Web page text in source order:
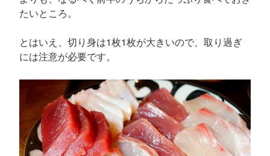
たいところ。
とはいえ、切り身は1枚1枚が大きいので、取り過ぎ
には注意が必要です。